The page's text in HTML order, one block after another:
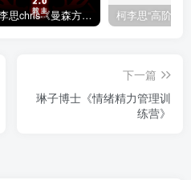
柯李思chris《曼森方法2.0课程》百度云免费下载
下一篇
琳子博士《情绪精力管理训
练营》